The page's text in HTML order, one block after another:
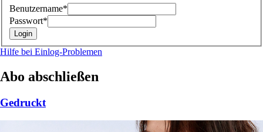
Benutzername*
Passwort*
Hilfe bei Einlog-Problemen
Abo abschließen
Gedruckt